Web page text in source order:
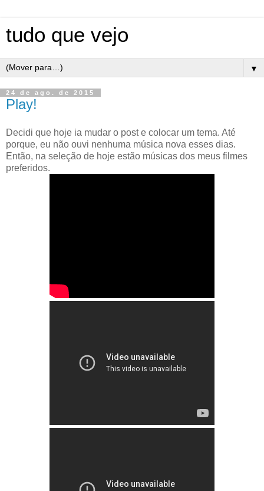
tudo que vejo
▼
24 de ago. de 2015
Play!
Decidi que hoje ia mudar o post e colocar um tema. Até
porque, eu não ouvi nenhuma música nova esses dias.
Então, na seleção de hoje estão músicas dos meus filmes
preferidos.